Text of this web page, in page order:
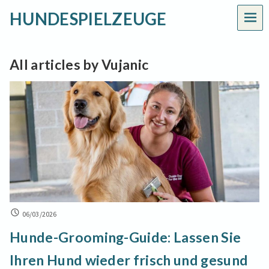
HUNDESPIELZEUGE
All articles by Vujanic
HUNDE-
GUIDE:
SIE
06/03/2026
Hunde-Grooming-Guide: Lassen Sie
Ihren Hund wieder frisch und gesund